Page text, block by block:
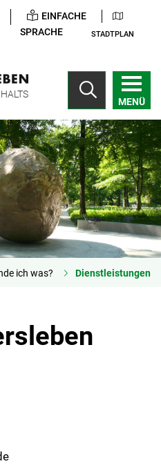
EINFACHE
SPRACHE
STADTPLAN
MENÜ
ich was? Dienstleistungen